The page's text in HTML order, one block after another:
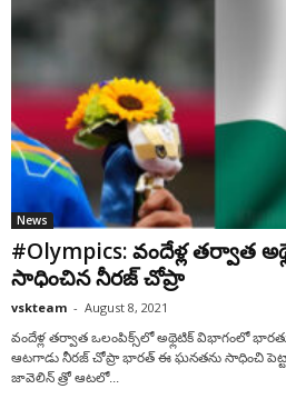
News
#Olympics: వందేళ్ల త‌ర్వాత
సాధించిన నీర‌జ్ చోప్రా
vskteam - August 8, 2021
వందేళ్ల త‌ర్వాత ఒలంపిక్స్‌లో అథ్లెటిక్ విభాగంలో
ఆట‌గాడు నీర‌జ్ చోప్రా భార‌త్ ఈ ఘ‌న‌త‌ను సాధించి
జావెలిన్ త్రో ఆట‌లో...